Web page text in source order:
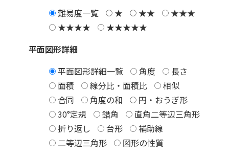
難易度一覧
★ ★★
★★★
★★★★
★★★★★
平面図形詳細
平面図形詳細一覧
角度
長さ
面積
線分比・面積比
相似
合同
角度の和
円・おうぎ形
30°定規
錯角
直角二等辺三角形
折り返し
台形
補助線
二等辺三角形
図形の性質